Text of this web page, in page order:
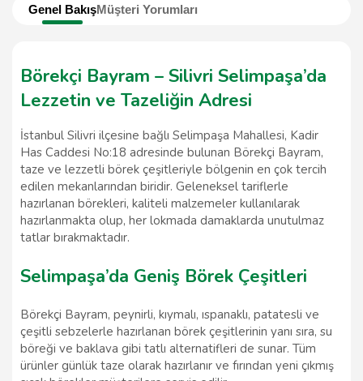
Genel BakışMüşteri Yorumları
Börekçi Bayram – Silivri Selimpaşa’da
Lezzetin ve Tazeliğin Adresi
İstanbul Silivri ilçesine bağlı Selimpaşa Mahallesi, Kadir
Has Caddesi No:18 adresinde bulunan Börekçi Bayram,
taze ve lezzetli börek çeşitleriyle bölgenin en çok tercih
edilen mekanlarından biridir. Geleneksel tariflerle
hazırlanan börekleri, kaliteli malzemeler kullanılarak
hazırlanmakta olup, her lokmada damaklarda unutulmaz
tatlar bırakmaktadır.
Selimpaşa’da Geniş Börek Çeşitleri
Börekçi Bayram, peynirli, kıymalı, ıspanaklı, patatesli ve
çeşitli sebzelerle hazırlanan börek çeşitlerinin yanı sıra, su
böreği ve baklava gibi tatlı alternatifleri de sunar. Tüm
ürünler günlük taze olarak hazırlanır ve fırından yeni çıkmış